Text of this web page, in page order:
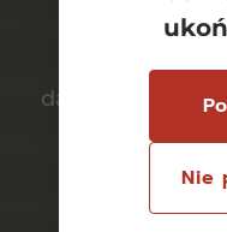
Nie
darmowa
od 700 zł